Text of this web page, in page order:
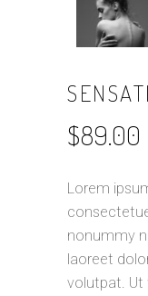
$89.00
Lorem
nonummy
laoreet
volutpat. Ut